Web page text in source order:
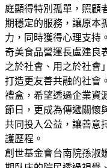
庭顯得特別孤單，照顧
期穩定的服務，讓原本
力，同時獲得心理支持。
奇美食品營運長盧建良
之於社會、用之於社會
打造更友善共融的社會
禮盒，希望透過企業資
節日，更成為傳遞關懷
共同投入公益，讓善意
護歷程。
創世基金會台南院孫淑